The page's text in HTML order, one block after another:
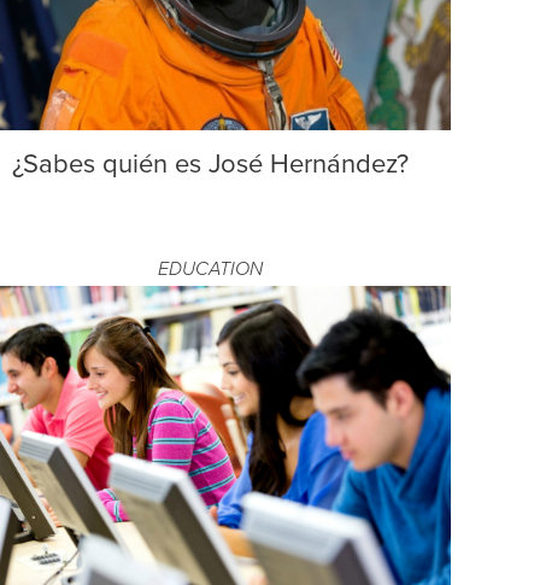
¿Sabes quién es José Hernández?
EDUCATION